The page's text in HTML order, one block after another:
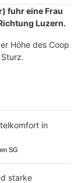
fuhr eine Frau
Luzern.
Höhe des Coop
SG